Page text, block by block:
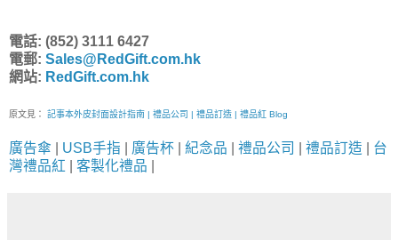
電話: (852) 3111 6427
電郵: Sales@RedGift.com.hk
網站: RedGift.com.hk
原文見： 記事本外皮封面設計指南 | 禮品公司 | 禮品訂造 | 禮品紅 Blog
廣告傘 USB手指 廣告杯 紀念品 禮品公司 禮品訂造
台
灣禮品紅
客製化禮品